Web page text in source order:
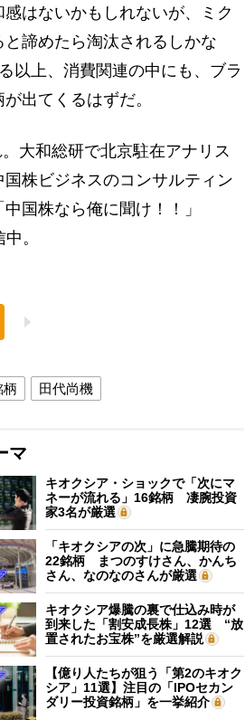
はないかもしれないが、ミク
諦めたら淘汰されるしかな
以上、消費関連の中にも、ブラ
出てくるはずだ。
大和総研で北京駐在アナリス
株ビジネスのコンサルティン
国株なら俺に聞け！！」
。
柄 田代尚機
マ
キオクシア・ショックで「次にマ
ネーが流れる」16銘柄 凄腕投資
家3名が厳選
「キオクシアの次」に急騰期待の
22銘柄 まつのすけさん、かんち
さん、なのなのさんが厳選
キオクシア爆騰の裏で仕込み時が
到来した「割安成長株」12選 “放
置されたお宝株”を厳選解説
【億り人たちが狙う「第2のキオク
シア」11選】注目の「IPOセカン
ダリー投資銘柄」を一挙紹介